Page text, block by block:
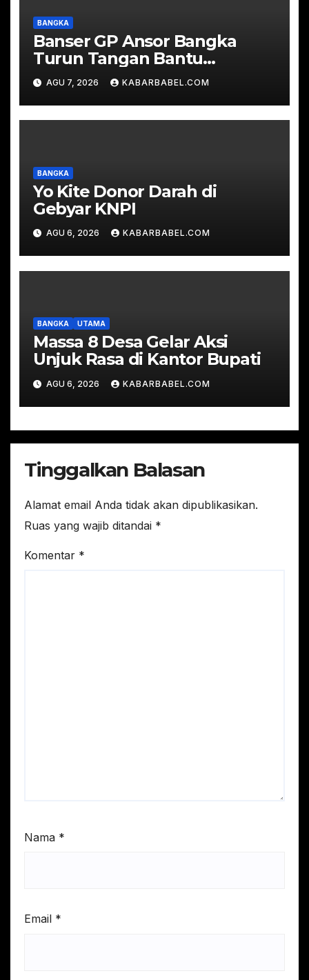
BANGKA
Banser GP Ansor Bangka
Turun Tangan Bantu
Padamkan Karhutla di Hutan
Desa Mapur
AGU 7, 2026 KABARBABEL.COM
BANGKA
Yo Kite Donor Darah di
Gebyar KNPI
AGU 6, 2026 KABARBABEL.COM
BANGKA UTAMA
Massa 8 Desa Gelar Aksi
Unjuk Rasa di Kantor Bupati
AGU 6, 2026 KABARBABEL.COM
Tinggalkan Balasan
Alamat email Anda tidak akan dipublikasikan.
Ruas yang wajib ditandai *
Komentar *
Nama *
Email *